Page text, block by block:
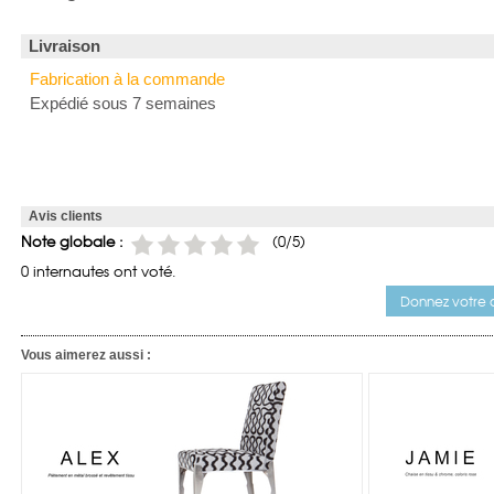
Livraison
Fabrication à la commande
Expédié sous 7 semaines
Avis clients
Note globale : (0/5)
0 internautes ont voté.
Donnez votre
Vous aimerez aussi :